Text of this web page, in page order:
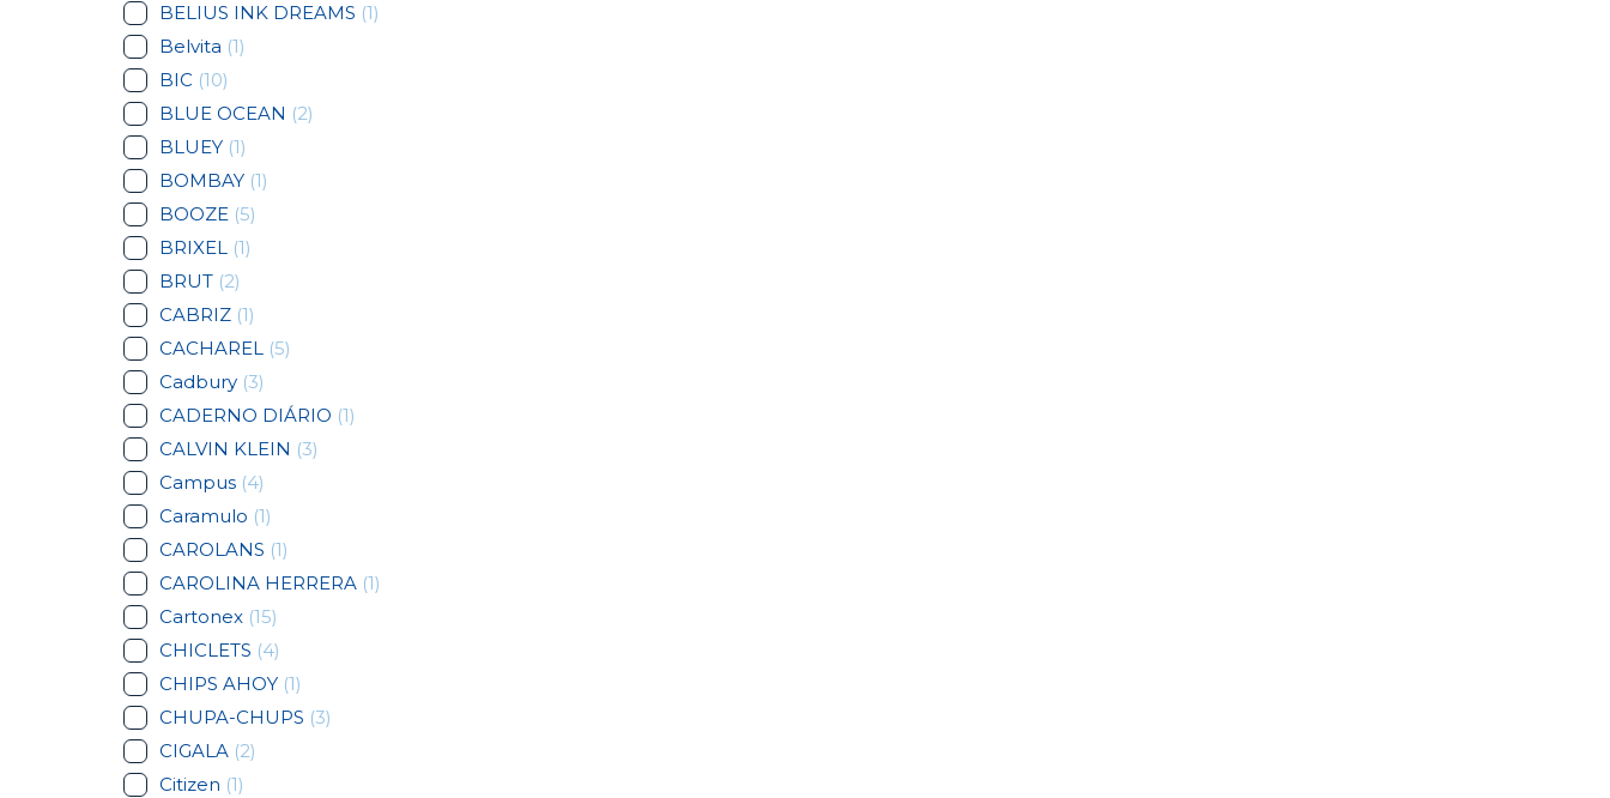
BELIUS INK DREAMS (1)
Belvita (1)
BIC (10)
BLUE OCEAN (2)
BLUEY (1)
BOMBAY (1)
BOOZE (5)
BRIXEL (1)
BRUT (2)
CABRIZ (1)
CACHAREL (5)
Cadbury (3)
CADERNO DIÁRIO (1)
CALVIN KLEIN (3)
Campus (4)
Caramulo (1)
CAROLANS (1)
CAROLINA HERRERA (1)
Cartonex (15)
CHICLETS (4)
CHIPS AHOY (1)
CHUPA-CHUPS (3)
CIGALA (2)
Citizen (1)